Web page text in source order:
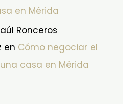
en Mérida
Ronceros
en Cómo negociar el
casa en Mérida